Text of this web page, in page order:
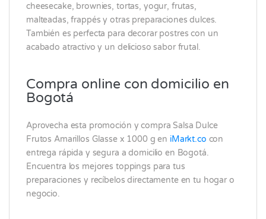
cheesecake, brownies, tortas, yogur, frutas,
malteadas, frappés y otras preparaciones dulces.
También es perfecta para decorar postres con un
acabado atractivo y un delicioso sabor frutal.
Compra online con domicilio en
Bogotá
Aprovecha esta promoción y compra Salsa Dulce
Frutos Amarillos Glasse x 1000 g en iMarkt.co con
entrega rápida y segura a domicilio en Bogotá.
Encuentra los mejores toppings para tus
preparaciones y recíbelos directamente en tu hogar o
negocio.